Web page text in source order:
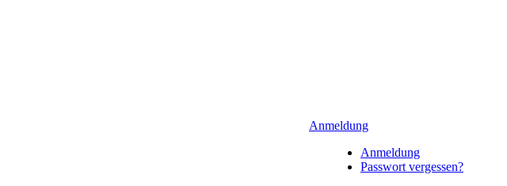
Anmeldung
Anmeldung
Passwort vergessen?